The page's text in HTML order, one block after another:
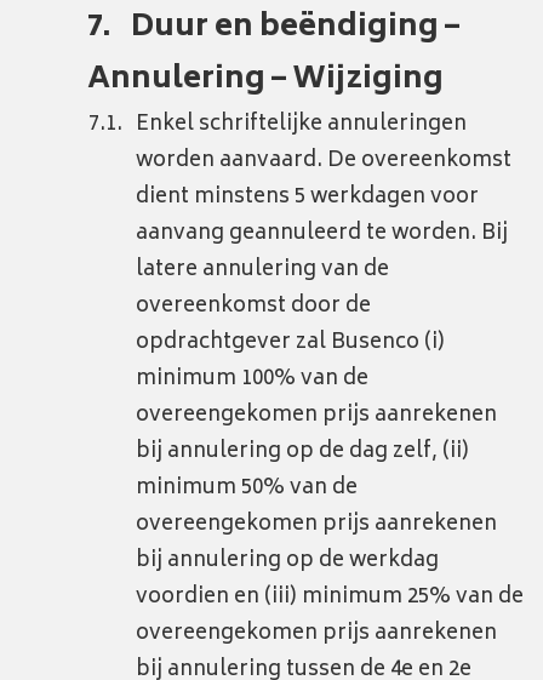
Duur en beëndiging –
Annulering – Wijziging
Enkel schriftelijke annuleringen
worden aanvaard. De overeenkomst
dient minstens 5 werkdagen voor
aanvang geannuleerd te worden. Bij
latere annulering van de
overeenkomst door de
opdrachtgever zal Busenco (i)
minimum 100% van de
overeengekomen prijs aanrekenen
bij annulering op de dag zelf, (ii)
minimum 50% van de
overeengekomen prijs aanrekenen
bij annulering op de werkdag
voordien en (iii) minimum 25% van de
overeengekomen prijs aanrekenen
bij annulering tussen de 4e en 2e